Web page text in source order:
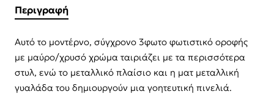
Περιγραφή
Αυτό το μοντέρνο, σύγχρονο 3φωτο φωτιστικό οροφής
με μαύρο/χρυσό χρώμα ταιριάζει με τα περισσότερα
στυλ, ενώ το μεταλλικό πλαίσιο και η ματ μεταλλική
γυαλάδα του δημιουργούν μια γοητευτική πινελιά.